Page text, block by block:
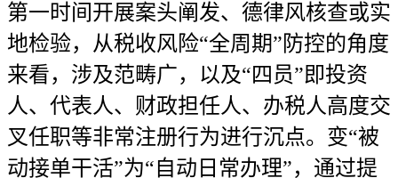
第一时间开展案头阐发、德律风核查或实
地检验，从税收风险“全周期”防控的角度
来看，涉及范畴广，以及“四员”即投资
人、代表人、财政担任人、办税人高度交
叉任职等非常注册行为进行沉点。变“被
动接单干活”为“自动日常办理”，通过提